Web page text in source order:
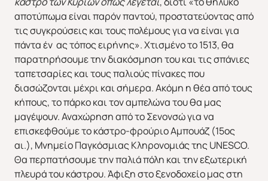
αποτύπωμα είναι παρόν παντού, προστατεύοντας από
τις συγκρούσεις και τους πολέμους για να είναι για
πάντα έν ας τόπος ειρήνης». Χτισμένο το 1513, θα
παρατηρήσουμε την διακόσμηση του και τις σπάνιες
ταπετσαρίες και τους παλιούς πίνακες που
διασώζονται μέχρι και σήμερα. Ακόμη η θέα από τους
κήπους, το πάρκο και τον αμπελώνα του θα μας
μαγέψουν. Αναχώρηση από το Σενονσώ για να
επισκεφθούμε το κάστρο-φρούριο Αμπουάζ (15ος
αι.), Μνημείο Παγκόσμιας Κληρονομιάς της UNESCO.
Θα περπατήσουμε την παλιά πόλη και την εξωτερική
πλευρά του κάστρου. Άφιξη στο ξενοδοχείο μας στη